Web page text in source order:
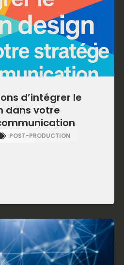
d’intégrer le
dans votre
POST-PRODUCTION